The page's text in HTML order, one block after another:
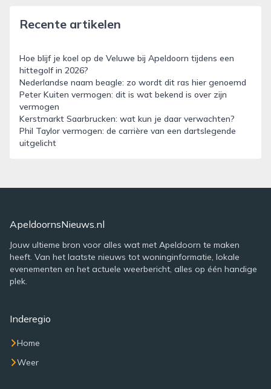
Recente artikelen
Hoe blijf je koel op de Veluwe bij Apeldoorn tijdens een
hittegolf in 2026?
Nederlandse naam beagle: zo wordt dit ras hier genoemd
Peter Kuiten vermogen: dit is wat bekend is over zijn
vermogen
Kerstmarkt Saarbrucken: wat kun je daar verwachten?
Phil Taylor vermogen: de carrière van een dartslegende
uitgelicht
ApeldoornsNieuws.nl
Jouw ultieme bron voor alles wat met Apeldoorn te maken
heeft. Van het laatste nieuws tot woninginformatie, lokale
evenementen en het actuele weerbericht, alles op één handige
plek.
Inderegio
Home
Weer